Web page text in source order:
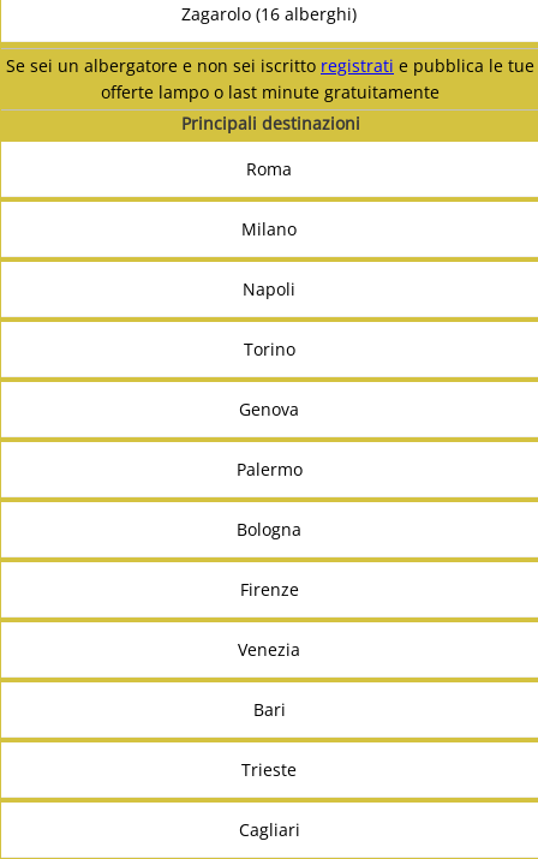
Zagarolo (16 alberghi)
Se sei un albergatore e non sei iscritto registrati e pubblica le tue
offerte lampo o last minute gratuitamente
Principali destinazioni
Roma
Milano
Napoli
Torino
Genova
Palermo
Bologna
Firenze
Venezia
Bari
Trieste
Cagliari